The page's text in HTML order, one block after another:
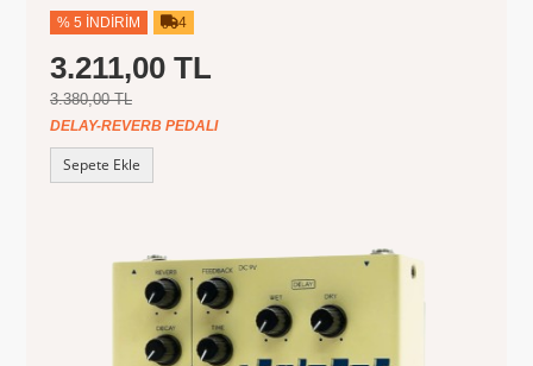
% 5 İNDIRIM 4
3.211,00 TL
3.380,00 TL
DELAY-REVERB PEDALI
Sepete Ekle